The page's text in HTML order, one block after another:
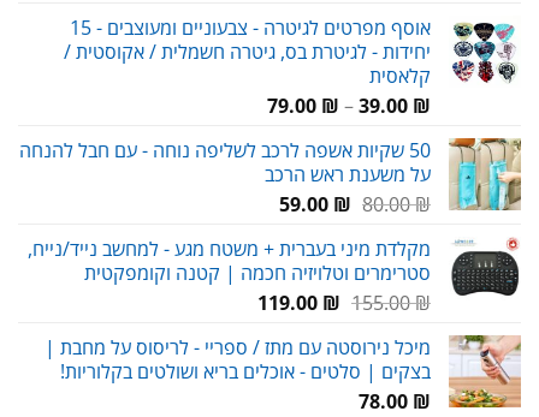
היה:
120.00 ₪.
הוא:
98.00 ₪.
אוסף מפרטים לגיטרה - צבעוניים ומעוצבים - 15
יחידות - לגיטרת בס, גיטרה חשמלית / אקוסטית /
קלאסית
39.00 ₪
–
79.00 ₪
טווח
עד
50 שקיות אשפה לרכב לשליפה נוחה - עם חבל להנחה
על משענת ראש הרכב
80.00₪
המחיר
היה:
80.00 ₪.
59.00 ₪
המחיר
הוא:
59.00 ₪.
מקלדת מיני בעברית + משטח מגע - למחשב נייד/נייח,
סטרימרים וטלויזיה חכמה | קטנה וקומפקטית
155.00₪
המחיר
היה:
155.00 ₪.
119.00 ₪
המחיר
הוא:
119.00 ₪.
מיכל נירוסטה עם מתז / ספריי - לריסוס על מחבת |
בצקים | סלטים - אוכלים בריא ושולטים בקלוריות!
78.00 ₪